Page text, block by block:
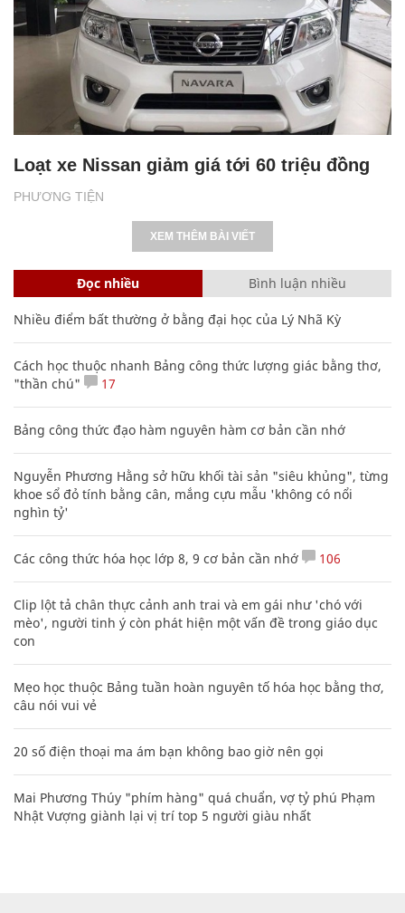
PHƯƠNG TIỆN
Loạt xe Nissan giảm giá tới 60 triệu đồng
XEM THÊM BÀI VIẾT
Đọc nhiều Bình luận nhiều
Nhiều điểm bất thường ở bằng đại học của Lý Nhã Kỳ
Cách học thuộc nhanh Bảng công thức lượng giác bằng thơ,
"thần chú"
17
Bảng công thức đạo hàm nguyên hàm cơ bản cần nhớ
Nguyễn Phương Hằng sở hữu khối tài sản "siêu khủng", từng
khoe sổ đỏ tính bằng cân, mắng cựu mẫu 'không có nổi
nghìn tỷ'
Các công thức hóa học lớp 8, 9 cơ bản cần nhớ 106
Clip lột tả chân thực cảnh anh trai và em gái như 'chó với
mèo', người tinh ý còn phát hiện một vấn đề trong giáo dục
con
Mẹo học thuộc Bảng tuần hoàn nguyên tố hóa học bằng thơ,
câu nói vui vẻ
20 số điện thoại ma ám bạn không bao giờ nên gọi
Mai Phương Thúy "phím hàng" quá chuẩn, vợ tỷ phú Phạm
Nhật Vượng giành lại vị trí top 5 người giàu nhất